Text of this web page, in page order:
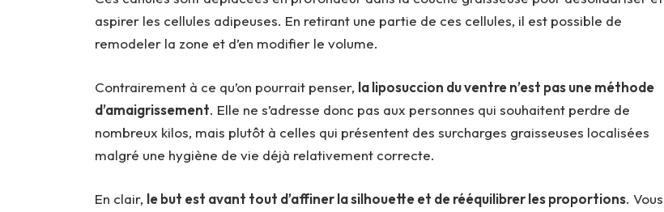
aspirer les cellules adipeuses. En retirant une partie de ces cellules, il est possible de
remodeler la zone et d’en modifier le volume.
Contrairement à ce qu’on pourrait penser, la liposuccion du ventre n’est pas une méthode
d’amaigrissement. Elle ne s’adresse donc pas aux personnes qui souhaitent perdre de
nombreux kilos, mais plutôt à celles qui présentent des surcharges graisseuses localisées
malgré une hygiène de vie déjà relativement correcte.
En clair, le but est avant tout d’affiner la silhouette et de rééquilibrer les proportions. Vous